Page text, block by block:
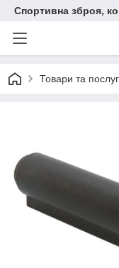
Спортивна зброя,
Товари та